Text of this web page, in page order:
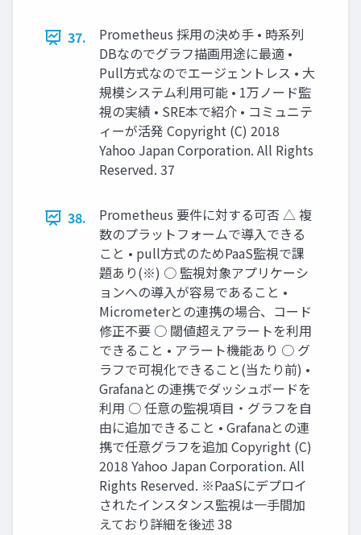
37.
Prometheus 採用の決め手 • 時系列
DBなのでグラフ描画用途に最適 •
Pull方式なのでエージェントレス • 大
規模システム利用可能 • 1万ノード監
視の実績 • SRE本で紹介 • コミュニテ
ィーが活発 Copyright (C) 2018
Yahoo Japan Corporation. All Rights
Reserved. 37
38.
Prometheus 要件に対する可否 △ 複
数のプラットフォームで導入できる
こと • pull方式のためPaaS監視で課
題あり(※) ○ 監視対象アプリケーシ
ョンへの導入が容易であること •
Micrometerとの連携の場合、コード
修正不要 ○ 閾値超えアラートを利用
できること • アラート機能あり ○ グ
ラフで可視化できること(当たり前) •
Grafanaとの連携でダッシュボードを
利用 ○ 任意の監視項目・グラフを自
由に追加できること • Grafanaとの連
携で任意グラフを追加 Copyright (C)
2018 Yahoo Japan Corporation. All
Rights Reserved. ※PaaSにデプロイ
されたインスタンス監視は一手間加
えており詳細を後述 38